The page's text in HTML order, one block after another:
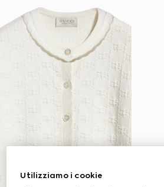
Utilizziamo i cookie